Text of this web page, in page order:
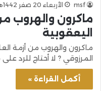
msf الأربعاء 20 صفر 1442هـ 7-10-2020م
ماكرون والهروب
اليعقوبية
ماكرون والهروب من أزمة
المرزوقي ? لا أحتاج للرد
أكمل القراءة »